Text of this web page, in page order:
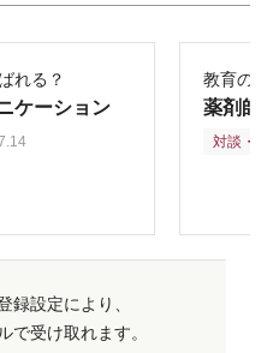
れる？
ケーション
教育の再
薬剤師
対談・座
録設定により、
で受け取れます。